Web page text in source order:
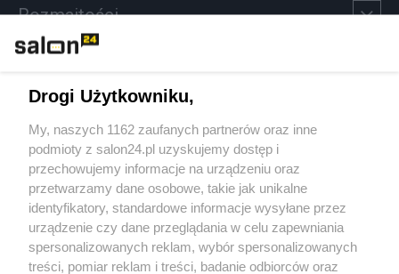
Rozmaitości
Sport
Społeczeństwo
Kultura
Drogi Użytkowniku,
My, naszych 1162 zaufanych partnerów oraz inne
podmioty z salon24.pl uzyskujemy dostęp i
przechowujemy informacje na urządzeniu oraz
przetwarzamy dane osobowe, takie jak unikalne
identyfikatory, standardowe informacje wysyłane przez
urządzenie czy dane przeglądania w celu zapewniania
spersonalizowanych reklam, wybór spersonalizowanych
treści, pomiar reklam i treści, badanie odbiorców oraz